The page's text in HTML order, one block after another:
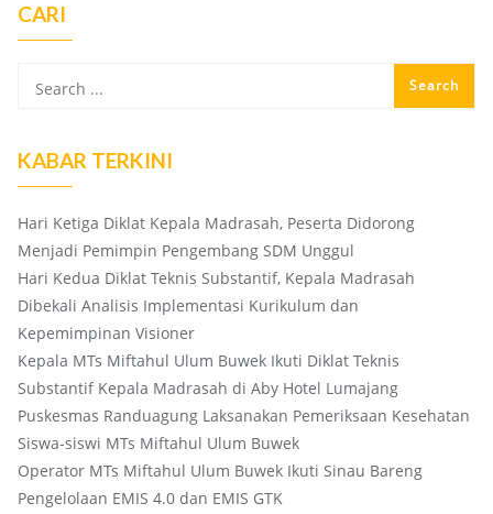
CARI
KABAR TERKINI
Hari Ketiga Diklat Kepala Madrasah, Peserta Didorong
Menjadi Pemimpin Pengembang SDM Unggul
Hari Kedua Diklat Teknis Substantif, Kepala Madrasah
Dibekali Analisis Implementasi Kurikulum dan
Kepemimpinan Visioner
Kepala MTs Miftahul Ulum Buwek Ikuti Diklat Teknis
Substantif Kepala Madrasah di Aby Hotel Lumajang
Puskesmas Randuagung Laksanakan Pemeriksaan Kesehatan
Siswa-siswi MTs Miftahul Ulum Buwek
Operator MTs Miftahul Ulum Buwek Ikuti Sinau Bareng
Pengelolaan EMIS 4.0 dan EMIS GTK